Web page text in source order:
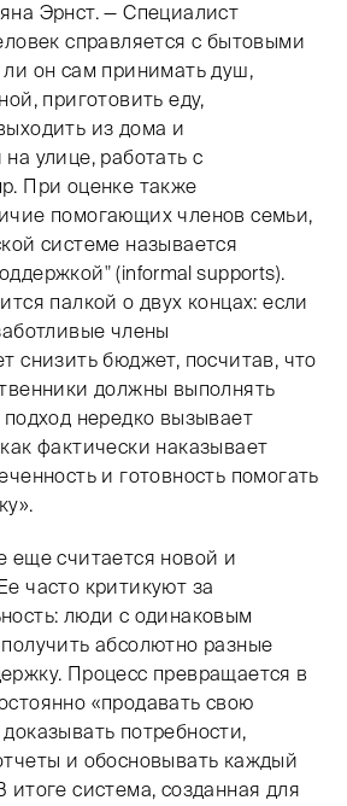
Эрнст. — Специалист
справляется с бытовыми
он сам принимать душ,
приготовить еду,
из дома и
улице, работать с
При оценке также
помогающих членов семьи,
системе называется
(informal supports).
палкой о двух концах: если
члены
снизить бюджет, посчитав, что
должны выполнять
подход нередко вызывает
фактически наказывает
и готовность помогать
еще считается новой и
часто критикуют за
люди с одинаковым
абсолютно разные
Процесс превращается в
«продавать свою
потребности,
и обосновывать каждый
система, созданная для